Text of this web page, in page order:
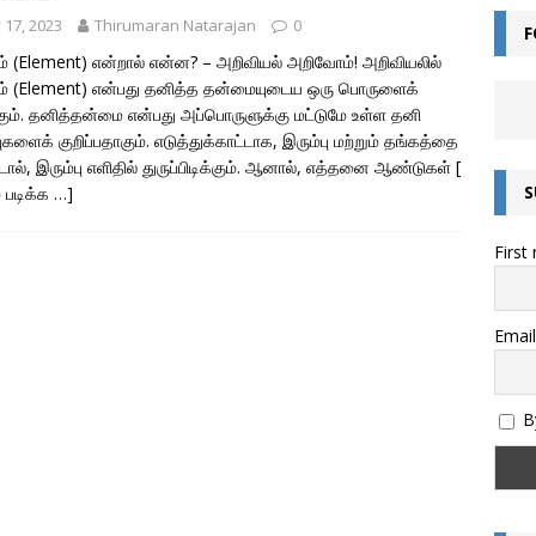
வகைகள் – இலக்கணம் அறிவோம்
இயல் தமிழ்
இலக்கண வகைகள் – இலக்கணம் அறிவோம்
இலக்கணம்
– இந்திய எண் முறை மற்றும் பன்னாட்டு எண் முறை (Indian and
17, 2023 Thirumaran Natarajan 0
(Element) என்றால் என்ன? – அறிவியல் அறிவோம்! அறிவியலில்
(Element) என்பது தனித்த தன்மையுடைய ஒரு பொருளைக்
தனித்தன்மை என்பது அப்பொருளுக்கு மட்டுமே உள்ள தனி
குறிப்பதாகும். எடுத்துக்காட்டாக, இரும்பு மற்றும் தங்கத்தை
இரும்பு எளிதில் துருப்பிடிக்கும். ஆனால், எத்தனை ஆண்டுகள் [
படிக்க …]
First
Email